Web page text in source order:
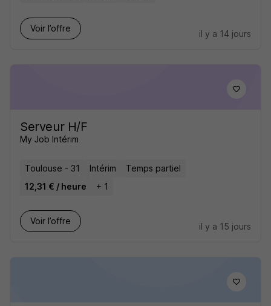
Voir l’offre
il y a 14 jours
Serveur H/F
My Job Intérim
Toulouse - 31 Intérim
Temps partiel
12,31 € / heure
+ 1
Voir l’offre
il y a 15 jours